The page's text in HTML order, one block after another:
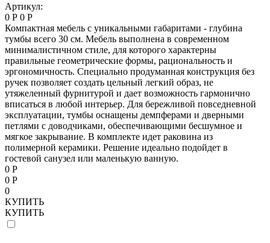
Артикул:
0 Р 0 Р
Компактная мебель с уникальными габаритами - глубина
тумбы всего 30 см. Мебель выполнена в современном
минималистичном стиле, для которого характерны
правильные геометрические формы, рациональность и
эргономичность. Специально продуманная конструкция без
ручек позволяет создать цельный легкий образ, не
утяжеленный фурнитурой и дает возможность гармонично
вписаться в любой интерьер. Для бережливой повседневной
эксплуатации, тумбы оснащены демпферами и дверными
петлями с доводчиками, обеспечивающими бесшумное и
мягкое закрывание. В комплекте идет раковина из
полимерной керамики. Решение идеально подойдет в
гостевой санузел или маленькую ванную.
0 Р
0 Р
0
КУПИТЬ
КУПИТЬ